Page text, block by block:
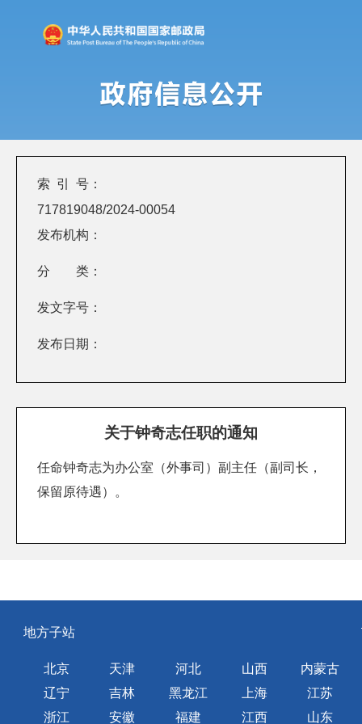
索 引 号：
717819048/2024-00054
发布机构：
分 类：
发文字号：
发布日期：
关于钟奇志任职的通知
任命钟奇志为办公室（外事司）副主任（副司长，
保留原待遇）。
地方子站
北京 天津 河北 山西
内蒙古
辽宁
吉林 黑龙江 上海
江苏
浙江
安徽 福建 江西 山东